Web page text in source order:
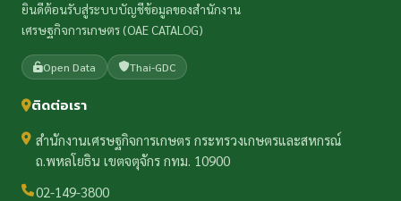
ยินดีต้อนรับสู่ระบบบัญชีข้อมูลของสำนักงาน
เศรษฐกิจการเกษตร (OAE CATALOG)
Open Data Thai-GDC
ติดต่อเรา
สำนักงานเศรษฐกิจการเกษตร กระทรวงเกษตรและสหกรณ์
ถ.พหลโยธิน เขตจตุจักร กทม. 10900
02-149-3800